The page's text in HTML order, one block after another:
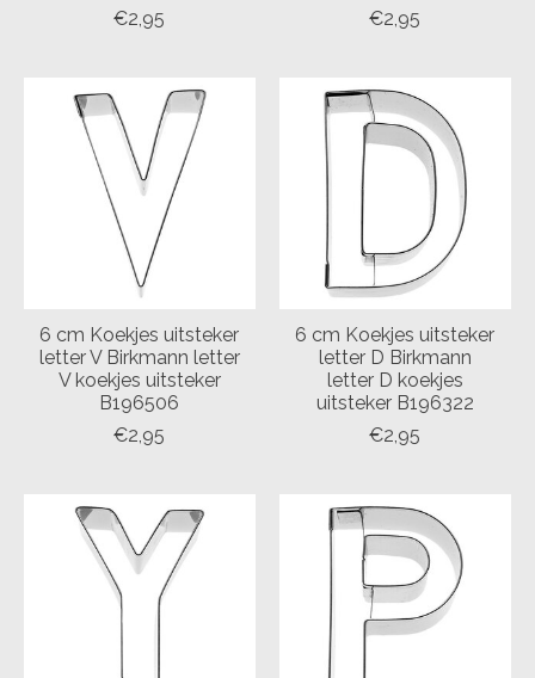
€2,95
€2,95
6 cm Koekjes uitsteker
letter V Birkmann letter
V koekjes uitsteker
B196506
€2,95
6 cm Koekjes uitsteker
letter D Birkmann
letter D koekjes
uitsteker B196322
€2,95